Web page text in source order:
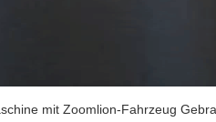
mit Zoomlion-Fahrzeug